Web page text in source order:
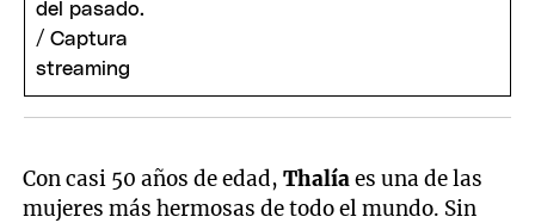
Con casi 50 años de edad,Thalíaes una de las
mujeres más hermosas de todo el mundo. Sin